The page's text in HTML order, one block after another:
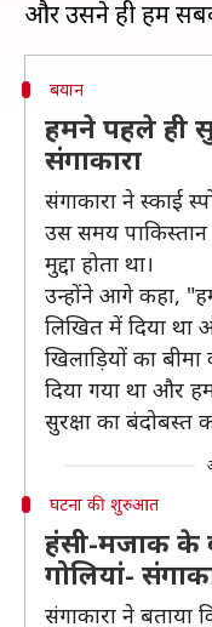
बयान
हमने पहले ही
संगाकारा
संगाकारा ने स्काई
उस समय
मुद्दा होता था।
उन्होंने आगे कहा,
लिखित में दिया
खिलाड़ियों का
दिया गया था और
सुरक्षा का बंदोबस्त
घटना की शुरुआत
हंसी-मजाक के
गोलियां-
संगाकारा ने